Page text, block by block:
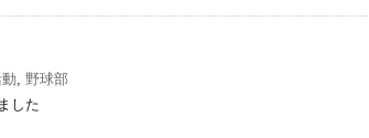
, 野球部
した